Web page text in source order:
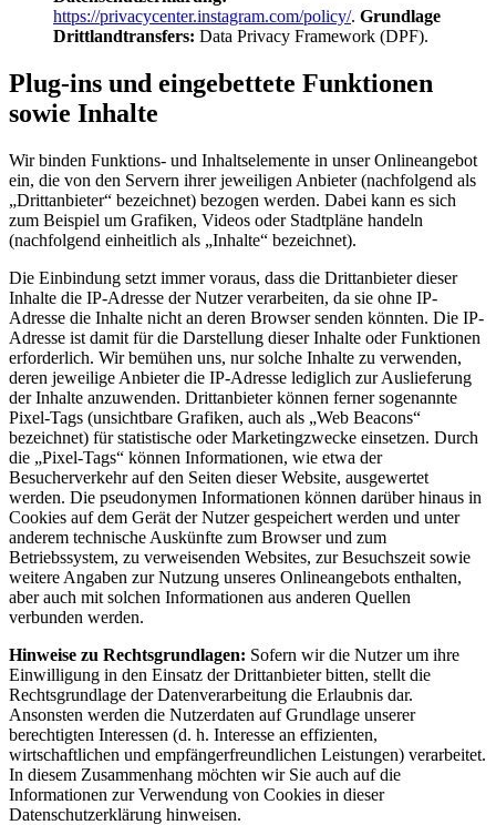
https://privacycenter.instagram.com/policy/. Grundlage
Drittlandtransfers: Data Privacy Framework (DPF).
Plug-ins und eingebettete Funktionen
sowie Inhalte
Wir binden Funktions- und Inhaltselemente in unser Onlineangebot
ein, die von den Servern ihrer jeweiligen Anbieter (nachfolgend als
„Drittanbieter“ bezeichnet) bezogen werden. Dabei kann es sich
zum Beispiel um Grafiken, Videos oder Stadtpläne handeln
(nachfolgend einheitlich als „Inhalte“ bezeichnet).
Die Einbindung setzt immer voraus, dass die Drittanbieter dieser
Inhalte die IP-Adresse der Nutzer verarbeiten, da sie ohne IP-
Adresse die Inhalte nicht an deren Browser senden könnten. Die IP-
Adresse ist damit für die Darstellung dieser Inhalte oder Funktionen
erforderlich. Wir bemühen uns, nur solche Inhalte zu verwenden,
deren jeweilige Anbieter die IP-Adresse lediglich zur Auslieferung
der Inhalte anzuwenden. Drittanbieter können ferner sogenannte
Pixel-Tags (unsichtbare Grafiken, auch als „Web Beacons“
bezeichnet) für statistische oder Marketingzwecke einsetzen. Durch
die „Pixel-Tags“ können Informationen, wie etwa der
Besucherverkehr auf den Seiten dieser Website, ausgewertet
werden. Die pseudonymen Informationen können darüber hinaus in
Cookies auf dem Gerät der Nutzer gespeichert werden und unter
anderem technische Auskünfte zum Browser und zum
Betriebssystem, zu verweisenden Websites, zur Besuchszeit sowie
weitere Angaben zur Nutzung unseres Onlineangebots enthalten,
aber auch mit solchen Informationen aus anderen Quellen
verbunden werden.
Hinweise zu Rechtsgrundlagen: Sofern wir die Nutzer um ihre
Einwilligung in den Einsatz der Drittanbieter bitten, stellt die
Rechtsgrundlage der Datenverarbeitung die Erlaubnis dar.
Ansonsten werden die Nutzerdaten auf Grundlage unserer
berechtigten Interessen (d. h. Interesse an effizienten,
wirtschaftlichen und empfängerfreundlichen Leistungen) verarbeitet.
In diesem Zusammenhang möchten wir Sie auch auf die
Informationen zur Verwendung von Cookies in dieser
Datenschutzerklärung hinweisen.